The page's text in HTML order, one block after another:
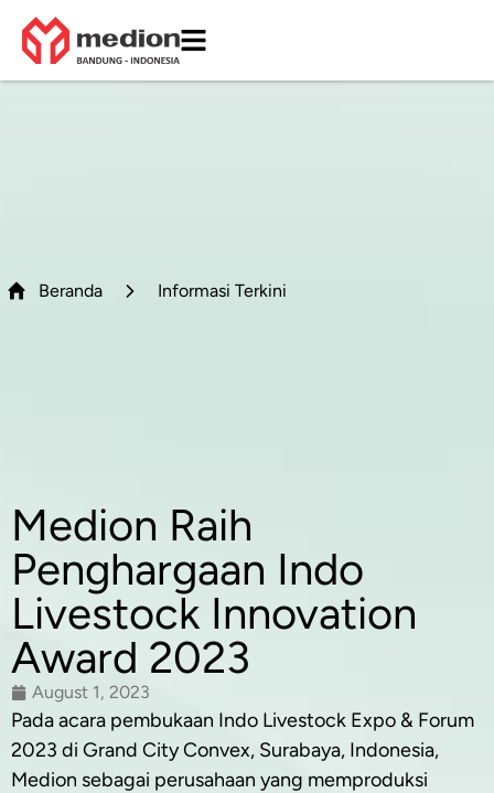
Beranda Informasi Terkini
Medion Raih
Penghargaan Indo
Livestock Innovation
Award 2023
August 1, 2023
Pada acara pembukaan Indo Livestock Expo & Forum
2023 di Grand City Convex, Surabaya, Indonesia,
Medion sebagai perusahaan yang memproduksi